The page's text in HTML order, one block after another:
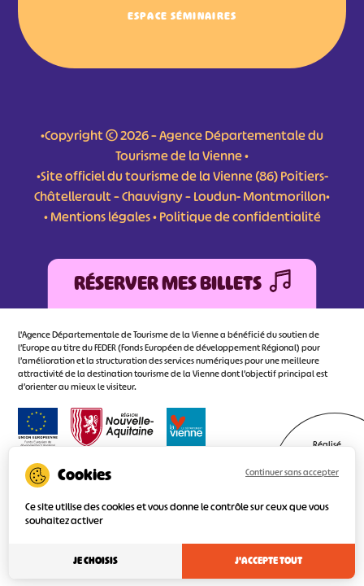
ESPACE SÉMINAIRES
•Copyright © 2026 – Agence Départementale du
Tourisme de la Vienne •
•Site officiel du tourisme de la Vienne (86) Poitiers-
Châtellerault – Chauvigny – Loudun- Montmorillon•
•Mentions légales•Politique de confidentialité
RÉSERVER MES BILLETS
L'Agence Départementale de Tourisme de la Vienne a bénéficié du soutien de
l’Europe au titre du FEDER (Fonds Européen de développement Régional) pour
l’amélioration et la structuration des services numériques pour une meilleure
attractivité de la destination tourisme de la Vienne dont l’objectif principal est
d’orienter au mieux le visiteur.
Réalisé
Ce site utilise des cookies et vous donne le contrôle sur ceux que vous
souhaitez activer
J'ACCEPTE TOUT
Continuer sans accepter
JE CHOISIS